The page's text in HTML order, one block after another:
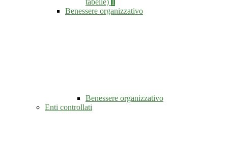
tabelle)
Benessere organizzativo
Benessere organizzativo
Enti controllati